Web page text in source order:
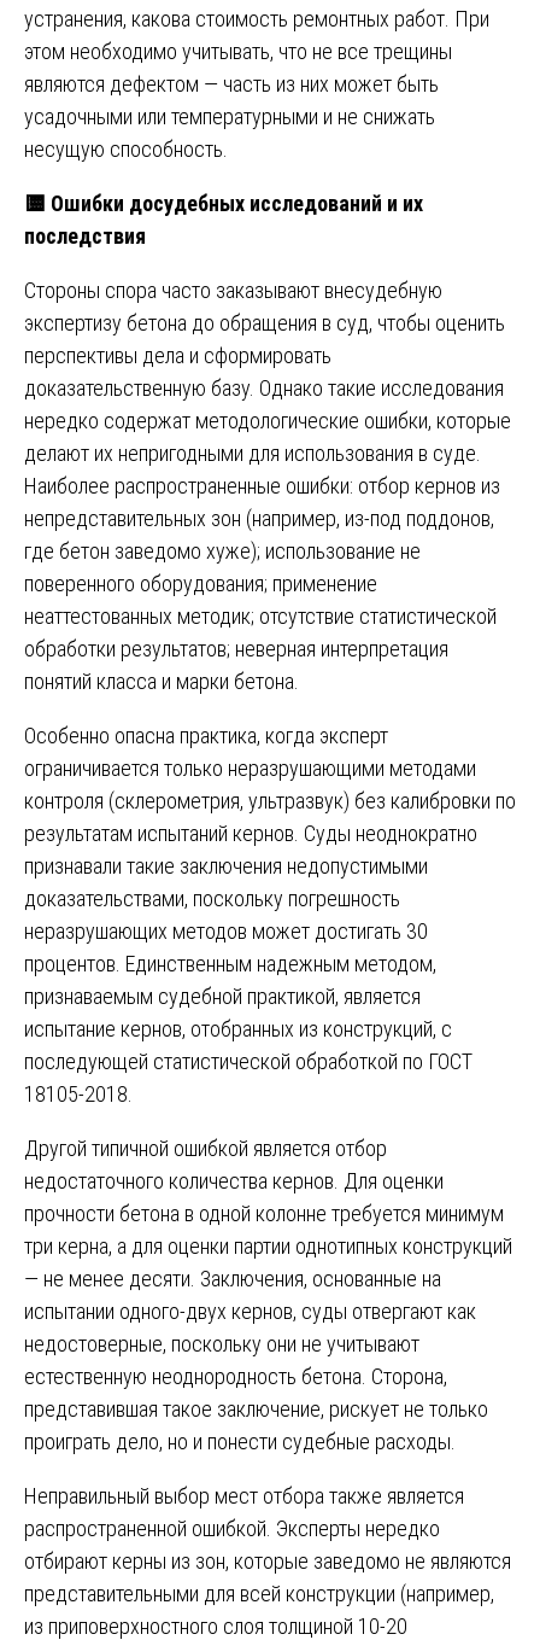
устранения, какова стоимость ремонтных работ. При
этом необходимо учитывать, что не все трещины
являются дефектом — часть из них может быть
усадочными или температурными и не снижать
несущую способность.
🟨 Ошибки досудебных исследований и их
последствия
Стороны спора часто заказывают внесудебную
экспертизу бетона до обращения в суд, чтобы оценить
перспективы дела и сформировать
доказательственную базу. Однако такие исследования
нередко содержат методологические ошибки, которые
делают их непригодными для использования в суде.
Наиболее распространенные ошибки: отбор кернов из
непредставительных зон (например, из-под поддонов,
где бетон заведомо хуже); использование не
поверенного оборудования; применение
неаттестованных методик; отсутствие статистической
обработки результатов; неверная интерпретация
понятий класса и марки бетона.
Особенно опасна практика, когда эксперт
ограничивается только неразрушающими методами
контроля (склерометрия, ультразвук) без калибровки по
результатам испытаний кернов. Суды неоднократно
признавали такие заключения недопустимыми
доказательствами, поскольку погрешность
неразрушающих методов может достигать 30
процентов. Единственным надежным методом,
признаваемым судебной практикой, является
испытание кернов, отобранных из конструкций, с
последующей статистической обработкой по ГОСТ
18105-2018.
Другой типичной ошибкой является отбор
недостаточного количества кернов. Для оценки
прочности бетона в одной колонне требуется минимум
три керна, а для оценки партии однотипных конструкций
— не менее десяти. Заключения, основанные на
испытании одного-двух кернов, суды отвергают как
недостоверные, поскольку они не учитывают
естественную неоднородность бетона. Сторона,
представившая такое заключение, рискует не только
проиграть дело, но и понести судебные расходы.
Неправильный выбор мест отбора также является
распространенной ошибкой. Эксперты нередко
отбирают керны из зон, которые заведомо не являются
представительными для всей конструкции (например,
из приповерхностного слоя толщиной 10-20